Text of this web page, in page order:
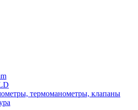
термоманометры, клапаны